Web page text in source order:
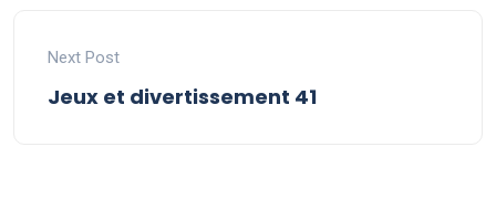
Next Post
Jeux et divertissement 41